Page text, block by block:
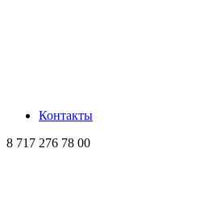
Контакты
8 717 276 78 00